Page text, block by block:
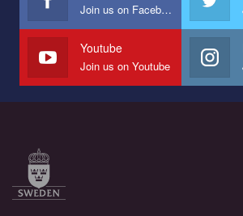
Мы просим вас поддержать нас и помочь
наш план по борьбе с насилием и
СОГИ в Украине.
Все, что вам нужно сделать - это зайти на
по этой ссылке и поставить лайк под
Join us on Facebook
Youtube
Join us on Youtube